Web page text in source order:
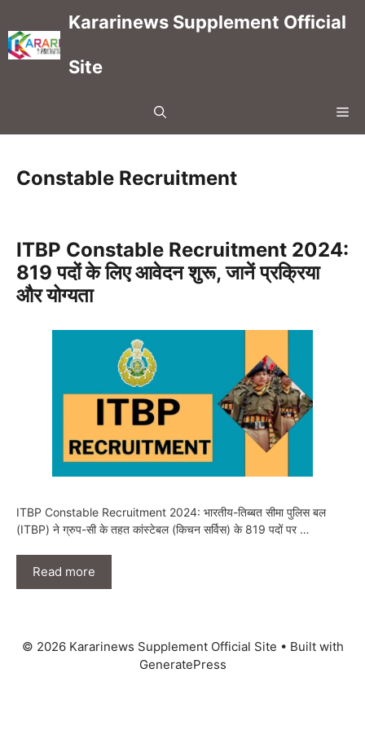
content
Kararinews Supplement Official
Site
Constable Recruitment
ITBP Constable Recruitment 2024:
819 पदों के लिए आवेदन शुरू, जानें प्रक्रिया
और योग्यता
ITBP Constable Recruitment 2024: भारतीय-तिब्बत सीमा पुलिस बल
(ITBP) ने ग्रुप-सी के तहत कांस्टेबल (किचन सर्विस) के 819 पदों पर …
Read more
© 2026 Kararinews Supplement Official Site • Built with
GeneratePress